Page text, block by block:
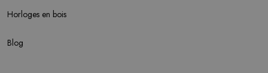
Horloges en bois
Blog